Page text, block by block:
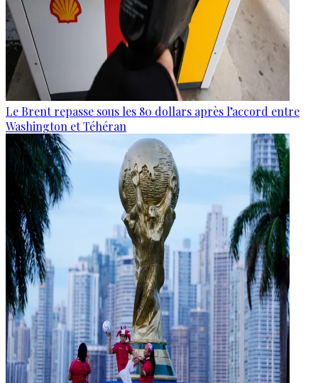
Le Brent repasse sous les 80 dollars après l’accord entre
Washington et Téhéran